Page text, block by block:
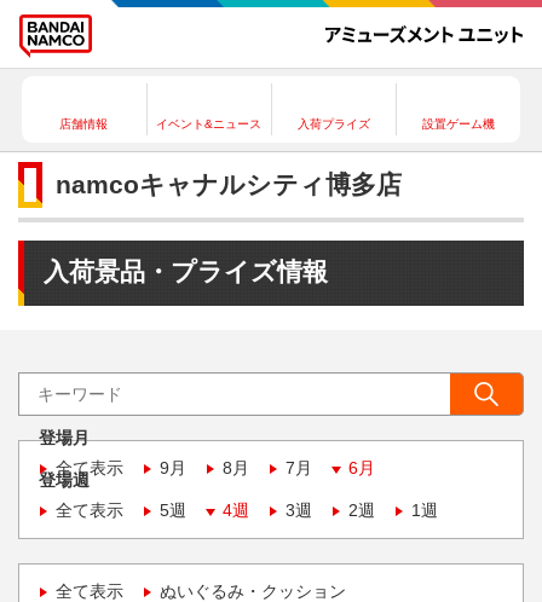
店舗情報 イベント&ニュース 入荷プライズ 設置ゲーム機
namcoキャナルシティ博多店
入荷景品・プライズ情報
登場月
全て表示
9月 8月 7月 6月
登場週
全て表示
5週 4週 3週 2週 1週
全て表示 ぬいぐるみ・クッション